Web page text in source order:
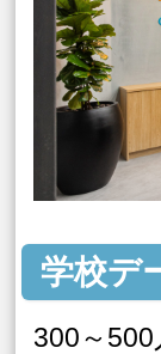
学校デ
300～500